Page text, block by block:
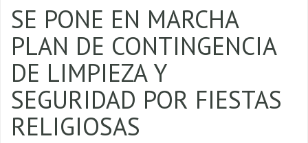
SE PONE EN MARCHA
PLAN DE CONTINGENCIA
DE LIMPIEZA Y
SEGURIDAD POR FIESTAS
RELIGIOSAS